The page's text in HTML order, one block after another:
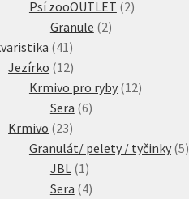
produkty
Psí zooOUTLET 22
Granule 22
4141
produktů
Jezírko 1212
produktů
Krmivo pro ryby 1212
Sera 66
Krmivo 2323
produktů
Granulát/ pelety / tyčinky 55
JBL 11
produkt
Sera 44